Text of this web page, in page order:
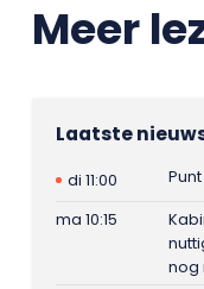
Meer
Laatste
di 11:00
ma 10:15
nog